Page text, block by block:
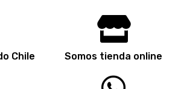
Chile Somos tienda online